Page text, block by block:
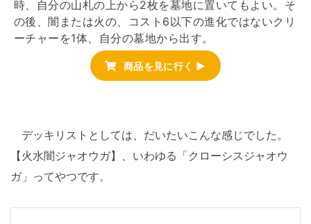
時、自分の山札の上から2枚を墓地に置いてもよい。そ
の後、闇または火の、コスト6以下の進化ではないクリ
ーチャーを1体、自分の墓地から出す。
商品を見に行く ▶
デッキリストとしては、だいたいこんな感じでした。
【火水闇ジャオウガ】、いわゆる「クローシスジャオウ
ガ」ってやつです。